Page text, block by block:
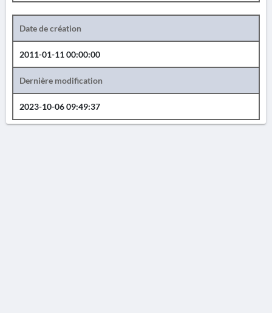
Date de création
2011-01-11 00:00:00
Dernière modification
2023-10-06 09:49:37